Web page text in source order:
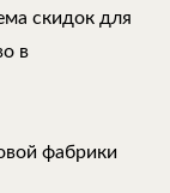
скидок для
в
фабрики